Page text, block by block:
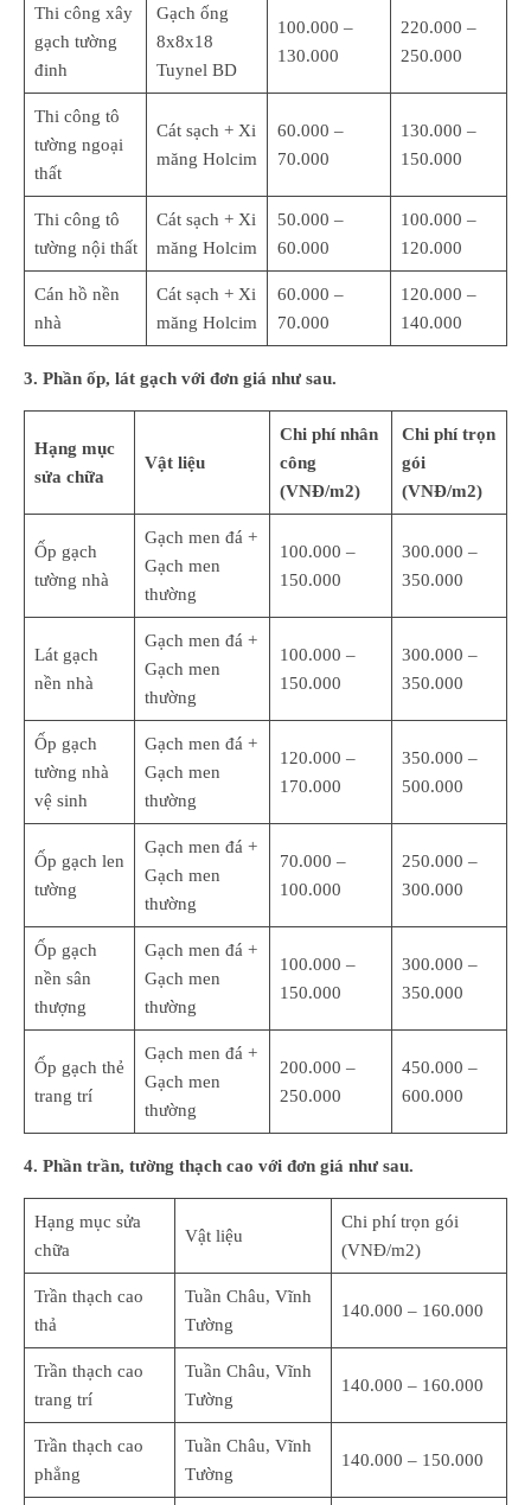
Thi công xây
gạch tường
đinh
Gạch ống
8x8x18
Tuynel BD
100.000 –
130.000
220.000 –
250.000
Thi công tô
tường ngoại
thất
Cát sạch + Xi
măng Holcim
60.000 –
70.000
130.000 –
150.000
Thi công tô
tường nội thất
Cát sạch + Xi
măng Holcim
50.000 –
60.000
100.000 –
120.000
Cán hồ nền
nhà
Cát sạch + Xi
măng Holcim
60.000 –
70.000
120.000 –
140.000
3. Phần ốp, lát gạch với đơn giá như sau.
Hạng mục
sửa chữa
Vật liệu
Chi phí nhân
công
(VNĐ/m2)
Chi phí trọn
gói
(VNĐ/m2)
Ốp gạch
tường nhà
Gạch men đá +
Gạch men
thường
100.000 –
150.000
300.000 –
350.000
Lát gạch
nền nhà
Gạch men đá +
Gạch men
thường
100.000 –
150.000
300.000 –
350.000
Ốp gạch
tường nhà
vệ sinh
Gạch men đá +
Gạch men
thường
120.000 –
170.000
350.000 –
500.000
Ốp gạch len
tường
Gạch men đá +
Gạch men
thường
70.000 –
100.000
250.000 –
300.000
Ốp gạch
nền sân
thượng
Gạch men đá +
Gạch men
thường
100.000 –
150.000
300.000 –
350.000
Ốp gạch thẻ
trang trí
Gạch men đá +
Gạch men
thường
200.000 –
250.000
450.000 –
600.000
4. Phần trần, tường thạch cao với đơn giá như sau.
Hạng mục sửa
chữa
Vật liệu
Chi phí trọn gói
(VNĐ/m2)
Trần thạch cao
thả
Tuần Châu, Vĩnh
Tường
140.000 – 160.000
Trần thạch cao
trang trí
Tuần Châu, Vĩnh
Tường
140.000 – 160.000
Trần thạch cao
phẳng
Tuần Châu, Vĩnh
Tường
140.000 – 150.000